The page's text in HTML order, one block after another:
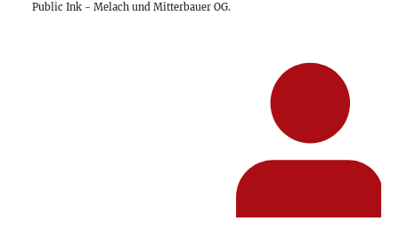
Public Ink - Melach und Mitterbauer OG.